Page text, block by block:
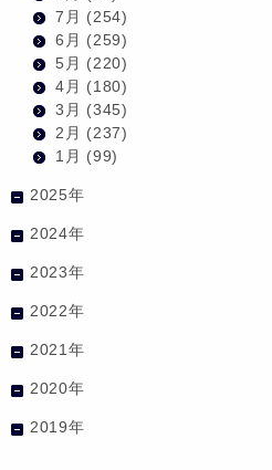
7月 (254)
6月 (259)
5月 (220)
4月 (180)
3月 (345)
2月 (237)
1月 (99)
2025年
2024年
2023年
2022年
2021年
2020年
2019年